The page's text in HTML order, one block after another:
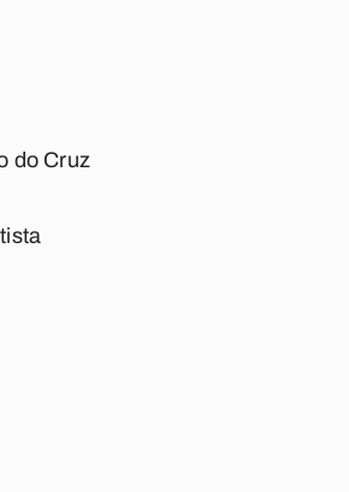
do Cruz